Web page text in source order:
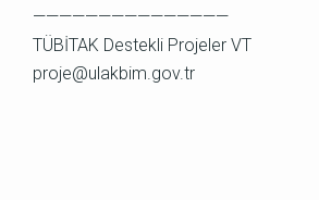
———————————————
TÜBİTAK Destekli Projeler VT
proje@ulakbim.gov.tr